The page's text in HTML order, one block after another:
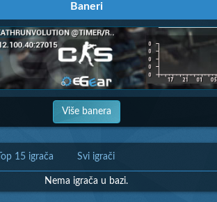
Baneri
Više banera
Top 15 igrača Svi igrači
Nema igrača u bazi.